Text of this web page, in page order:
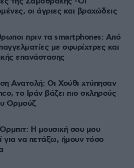
οι άγριες και βραχώδεις
πριν τα smartphones: Από
με σφυρίχτρες και
επανάστασης
Ανατολή: Οι Χούθι χτύπησαν
το Ιράν βάζει πιο σκληρούς
Ορμούζ
Η μουσική σου μου
για να πετάξω, ήμουν τόσο